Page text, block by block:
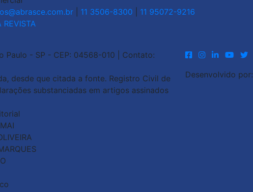
11 3506-8300
11 95072-9216
REVISTA
Paulo - SP - CEP: 04568-010 | Contato:
desde que citada a fonte. Registro Civil de
substanciadas em artigos assinados
Desenvolvido por: